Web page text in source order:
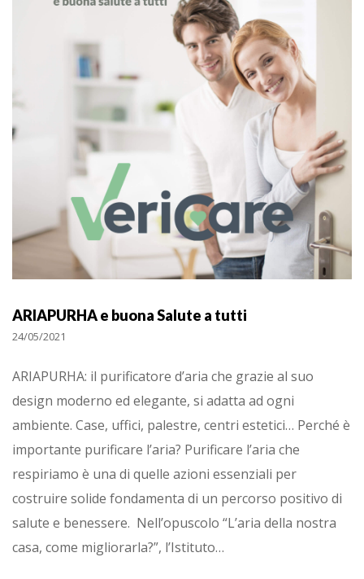
ARIAPURHA e buona Salute a tutti
24/05/2021
ARIAPURHA: il purificatore d’aria che grazie al suo
design moderno ed elegante, si adatta ad ogni
ambiente. Case, uffici, palestre, centri estetici… Perché è
importante purificare l’aria? Purificare l’aria che
respiriamo è una di quelle azioni essenziali per
costruire solide fondamenta di un percorso positivo di
salute e benessere. Nell’opuscolo “L’aria della nostra
casa, come migliorarla?”, l’Istituto…